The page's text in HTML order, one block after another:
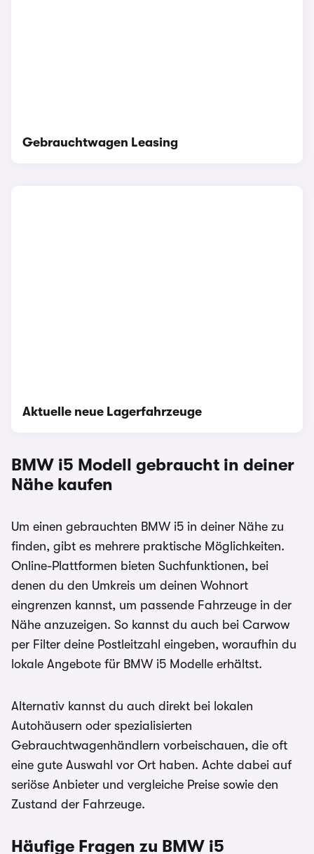
Gebrauchtwagen Leasing
Aktuelle neue Lagerfahrzeuge
BMW i5 Modell gebraucht in deiner
Nähe kaufen
Um einen gebrauchten BMW i5 in deiner Nähe zu
finden, gibt es mehrere praktische Möglichkeiten.
Online-Plattformen bieten Suchfunktionen, bei
denen du den Umkreis um deinen Wohnort
eingrenzen kannst, um passende Fahrzeuge in der
Nähe anzuzeigen. So kannst du auch bei Carwow
per Filter deine Postleitzahl eingeben, woraufhin du
lokale Angebote für BMW i5 Modelle erhältst.
Alternativ kannst du auch direkt bei lokalen
Autohäusern oder spezialisierten
Gebrauchtwagenhändlern vorbeischauen, die oft
eine gute Auswahl vor Ort haben. Achte dabei auf
seriöse Anbieter und vergleiche Preise sowie den
Zustand der Fahrzeuge.
Häufige Fragen zu BMW i5